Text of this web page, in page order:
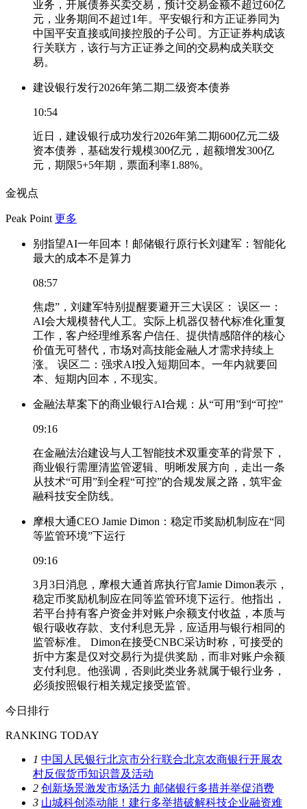
业务，开展债券买卖交易，预计交易金额不超过60亿
元，业务期间不超过1年。平安银行和方正证券同为
中国平安直接或间接控股的子公司。方正证券构成该
行关联方，该行与方正证券之间的交易构成关联交
易。
建设银行发行2026年第二期二级资本债券
10:54
近日，建设银行成功发行2026年第二期600亿元二级
资本债券，基础发行规模300亿元，超额增发300亿
元，期限5+5年期，票面利率1.88%。
金视点
Peak Point 更多
别指望AI一年回本！邮储银行原行长刘建军：智能化
最大的成本不是算力
08:57
焦虑”，刘建军特别提醒要避开三大误区： 误区一：
AI会大规模替代人工。实际上机器仅替代标准化重复
工作，客户经理维系客户信任、提供情感陪伴的核心
价值无可替代，市场对高技能金融人才需求持续上
涨。 误区二：强求AI投入短期回本。一年内就要回
本、短期内回本，不现实。
金融法草案下的商业银行AI合规：从“可用”到“可控”
09:16
在金融法治建设与人工智能技术双重变革的背景下，
商业银行需厘清监管逻辑、明晰发展方向，走出一条
从技术“可用”到全程“可控”的合规发展之路，筑牢金
融科技安全防线。
摩根大通CEO Jamie Dimon：稳定币奖励机制应在“同
等监管环境”下运行
09:16
3月3日消息，摩根大通首席执行官Jamie Dimon表示，
稳定币奖励机制应在同等监管环境下运行。他指出，
若平台持有客户资金并对账户余额支付收益，本质与
银行吸收存款、支付利息无异，应适用与银行相同的
监管标准。 Dimon在接受CNBC采访时称，可接受的
折中方案是仅对交易行为提供奖励，而非对账户余额
支付利息。他强调，否则此类业务就属于银行业务，
必须按照银行相关规定接受监管。
今日排行
RANKING TODAY
1 中国人民银行北京市分行联合北京农商银行开展农
村反假货币知识普及活动
2 创新场景激发市场活力 邮储银行多措并举促消费
3 山城科创添动能！建行多举措破解科技企业融资难